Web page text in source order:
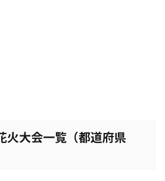
火大会一覧（都道府県